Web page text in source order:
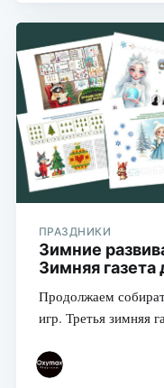
ПРАЗДНИКИ
Зимние
Зимняя газета
Продолжаем
игр. Третья зимняя